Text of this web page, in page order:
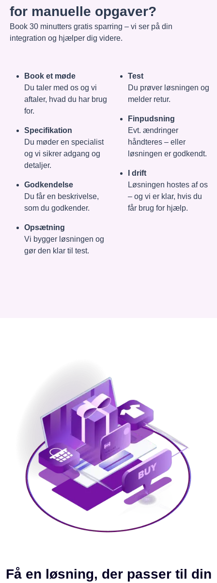
for manuelle opgaver?
Book 30 minutters gratis sparring – vi ser på din
integration og hjælper dig videre.
Book et møde
Du taler med os og vi
aftaler, hvad du har brug
for.
Specifikation
Du møder en specialist
og vi sikrer adgang og
detaljer.
Godkendelse
Du får en beskrivelse,
som du godkender.
Opsætning
Vi bygger løsningen og
gør den klar til test.
Test
Du prøver løsningen og
melder retur.
Finpudsning
Evt. ændringer
håndteres – eller
løsningen er godkendt.
I drift
Løsningen hostes af os
– og vi er klar, hvis du
får brug for hjælp.
Få en løsning, der passer til din